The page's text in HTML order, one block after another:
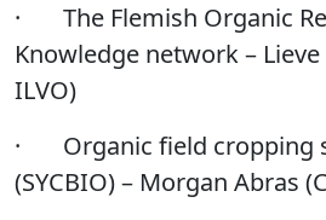
· The Flemish Organic
Knowledge network –
ILVO)
· Organic field cropping
(SYCBIO) – Morgan Abras